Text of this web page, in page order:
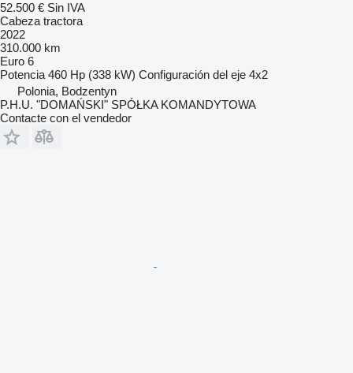
52.500 € Sin IVA
Cabeza tractora
2022
310.000 km
Euro 6
Potencia 460 Hp (338 kW) Configuración del eje 4x2
Polonia, Bodzentyn
P.H.U. "DOMAŃSKI" SPÓŁKA KOMANDYTOWA
Contacte con el vendedor